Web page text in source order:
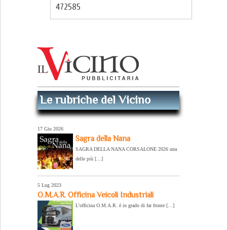
472585
Le rubriche del Vicino
17 Giu 2026
Sagra della Nana
SAGRA DELLA NANA CORSALONE 2026 una
delle più […]
5 Lug 2023
O.M.A.R. Officina Veicoli Industriali
L’officina O.M.A.R. è in grado di far fronte […]